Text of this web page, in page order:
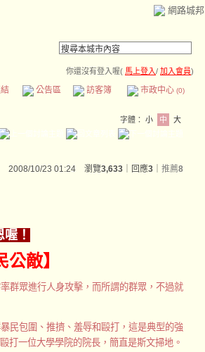
網路城邦
你還沒有登入喔( 馬上登入/ 加入會員)
公告區 訪客簿 市政中心 (0)
字體： 小 中
大
2008/10/23 01:24 瀏覽3,633 ｜回應3 推薦8
！
敵】
群眾進行人身攻擊，而所謂的群眾，不過就
民包圍、推擠、羞辱和毆打，這是典型的強
打一位大學學院的院長，簡直是斯文掃地。